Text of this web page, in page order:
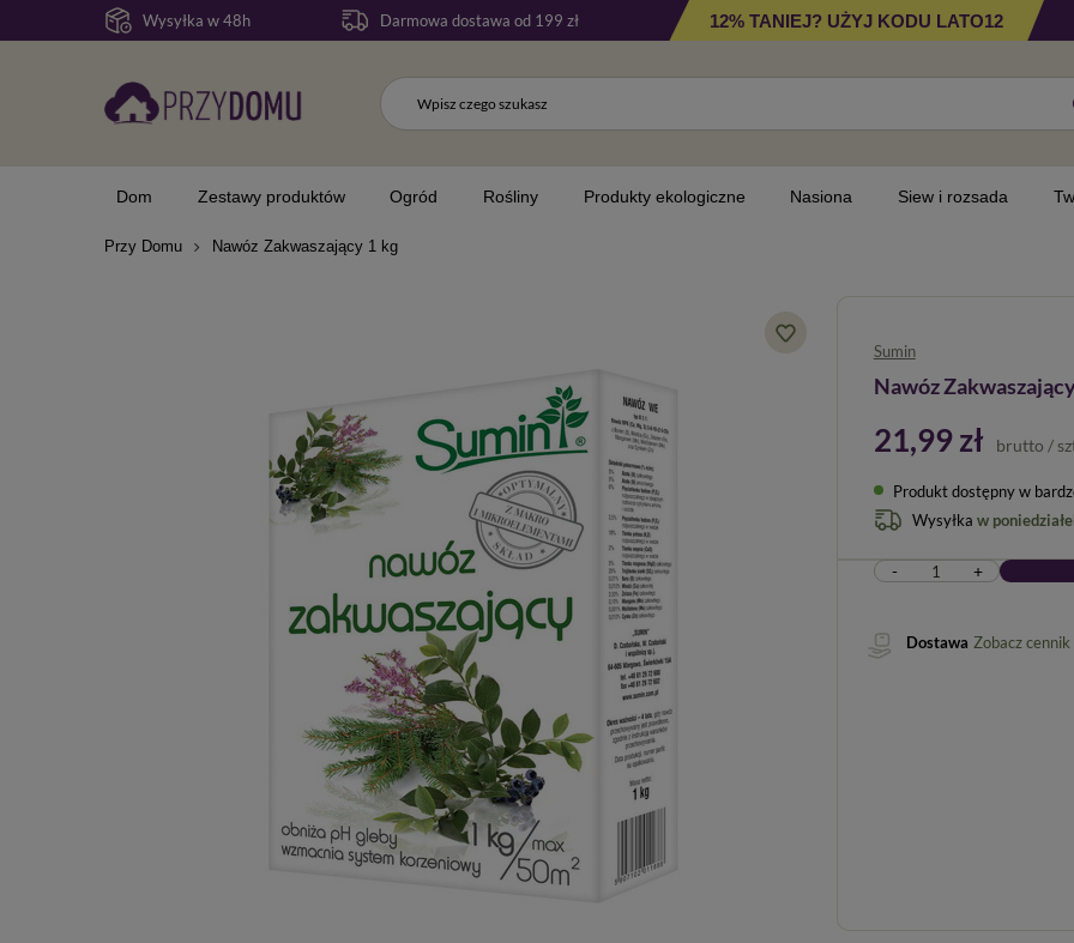
Wysyłka w 48h Darmowa dostawa od 199 zł 12% TANIEJ? UŻYJ KODU LATO12
Dom Zestawy produktów Ogród Rośliny Produkty ekologiczne Nasiona Siew i rozsada
Przy Domu Nawóz Zakwaszający 1 kg
Sumin
Nawóz
21,99 zł brutto /
Produkt dostępny w
Wysyłka w
- +
Dostawa Zobacz cennik